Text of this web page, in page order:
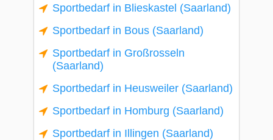
Sportbedarf in Blieskastel (Saarland)
Sportbedarf in Bous (Saarland)
Sportbedarf in Großrosseln
(Saarland)
Sportbedarf in Heusweiler (Saarland)
Sportbedarf in Homburg (Saarland)
Sportbedarf in Illingen (Saarland)